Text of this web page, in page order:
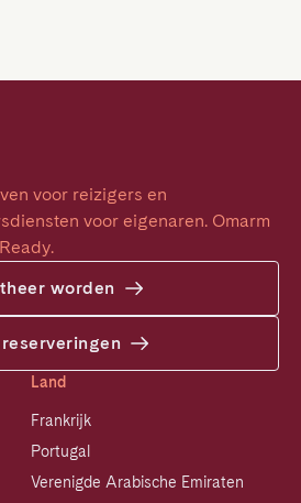
voor reizigers en
voor eigenaren. Omarm
worden
Land
Frankrijk
Portugal
Verenigde Arabische Emiraten